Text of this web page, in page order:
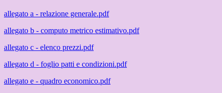
allegato a - relazione generale.pdf
allegato b - computo metrico estimativo.pdf
allegato c - elenco prezzi.pdf
allegato d - foglio patti e condizioni.pdf
allegato e - quadro economico.pdf